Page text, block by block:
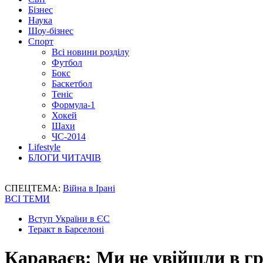
Бізнес
Наука
Шоу-бізнес
Спорт
Всі новини розділу
Футбол
Бокс
Баскетбол
Теніс
Формула-1
Хокей
Шахи
ЧС-2014
Lifestyle
БЛОГИ ЧИТАЧІВ
СПЕЦТЕМА: Війна в Ірані
ВСІ ТЕМИ
Вступ України в ЄС
Теракт в Барселоні
Караваєв: Ми не увійшли в